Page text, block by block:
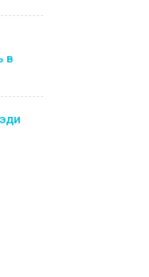
в